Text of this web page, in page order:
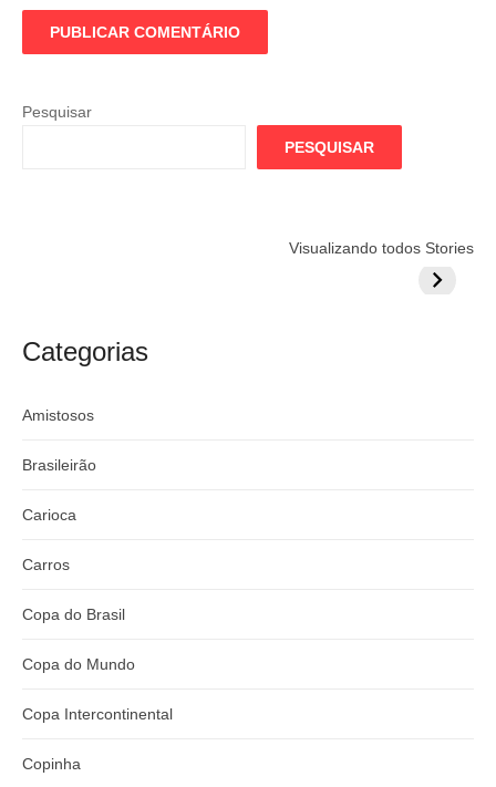
Pesquisar
PESQUISAR
Visualizando todos Stories
argentino
do
Categorias
Amistosos
Brasileirão
Carioca
Carros
Copa do Brasil
Copa do Mundo
Copa Intercontinental
Copinha